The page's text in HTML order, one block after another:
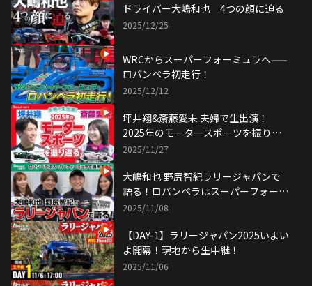
ドライバー大嶋和也 4つの顔に迫る
2025/12/25
WRCからスーパーフォーミュラへ——
ロバンペラ初走行！
2025/12/12
坪井翔&斎藤愛未 夫婦で生出演！
2025年のモータースポーツを振り返
る！
2025/11/27
大嶋和也 野尻智紀ラリージャパンで
語る！ロバンペラはスーパーフォーミ
ュラで通用する！？
2025/11/08
【DAY-1】ラリージャパン2025いよい
よ開幕！現地から生中継！
2025/11/06